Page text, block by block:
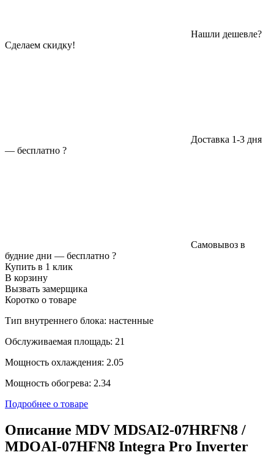
Нашли дешевле?
Сделаем скидку!
Доставка 1-3 дня
— бесплатно ?
Самовывоз в
будние дни — бесплатно ?
Купить в 1 клик
В корзину
Вызвать замерщика
Коротко о товаре
Тип внутреннего блока: настенные
Обслуживаемая площадь: 21
Мощность охлаждения: 2.05
Мощность обогрева: 2.34
Подробнее о товаре
Описание MDV MDSAI2-07HRFN8 /
MDOAI-07HFN8 Integra Pro Inverter